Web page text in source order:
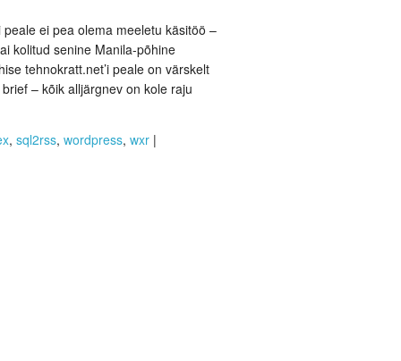
ei pea olema meeletu käsitöö –
kolitud senine Manila-põhine
tehnokratt.net’i peale on värskelt
– kõik alljärgnev on kole raju
,sql2rss,wordpress,wxr |